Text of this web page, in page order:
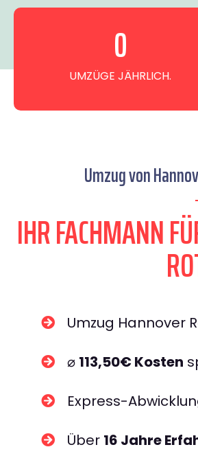
UMZÜGE JÄHRLICH.
0
Umzug von
IHR FACHMANN
Umzug Hannover
⌀ 113,50€ Kosten
Express-
Über 16 Jahre